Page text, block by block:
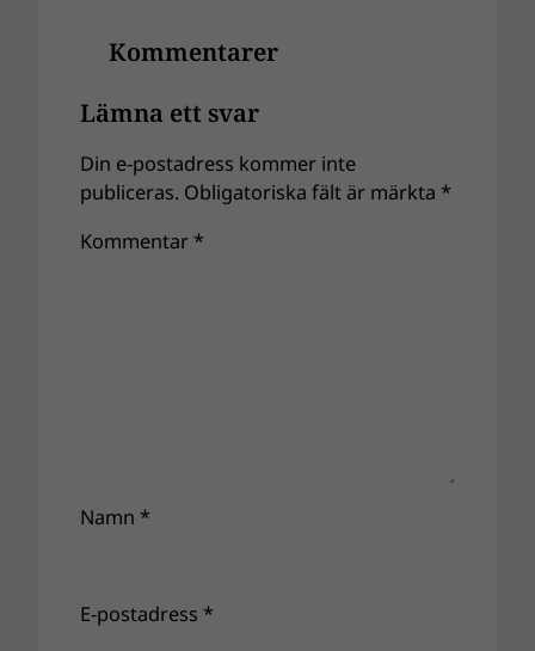
Kommentarer
Lämna ett svar
Din e-postadress kommer inte
publiceras. Obligatoriska fält är märkta *
Kommentar *
Namn *
E-postadress *